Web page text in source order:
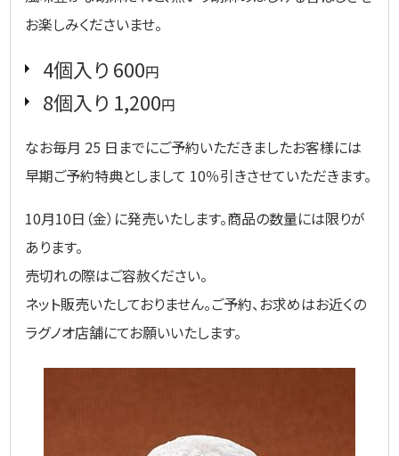
お楽しみくださいませ。
4個入り 600円
8個入り 1,200円
なお毎月 25 日までにご予約いただきましたお客様には
早期ご予約特典としまして 10％引きさせていただきます。
10月10日（金）に発売いたします。商品の数量には限りが
あります。
売切れの際はご容赦ください。
ネット販売いたしておりません。ご予約、お求めはお近くの
ラグノオ店舗にてお願いいたします。